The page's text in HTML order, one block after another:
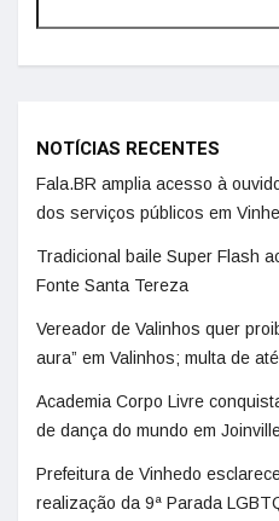
NOTÍCIAS RECENTES
Fala.BR amplia acesso à
dos serviços públicos em
Tradicional baile Super Flash
Fonte Santa Tereza
Vereador de Valinhos quer
aura” em Valinhos; multa de
Academia Corpo Livre
de dança do mundo em
Prefeitura de Vinhedo
realização da 9ª Parada